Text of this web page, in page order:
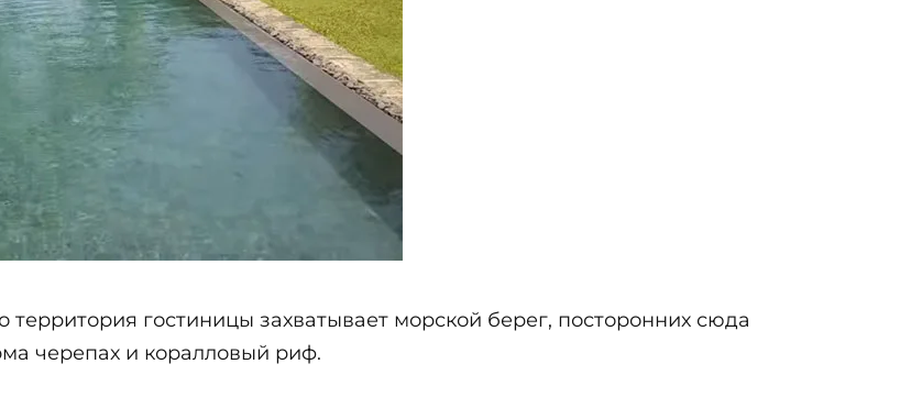
гостиницы захватывает морской берег, посторонних сюда
черепах и коралловый риф.